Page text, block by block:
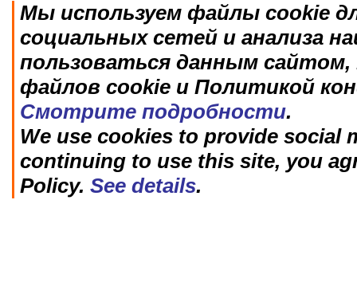
Мы используем файлы cookie
социальных сетей и анализа
пользоваться данным
файлов cookie и Политикой
Смотрите подробности.
We use cookies to provide social
continuing to use this site, you
Policy. See details.